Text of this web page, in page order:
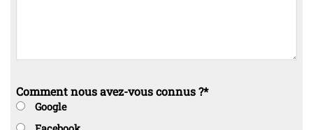
Comment nous avez-vous connus ?*
Google